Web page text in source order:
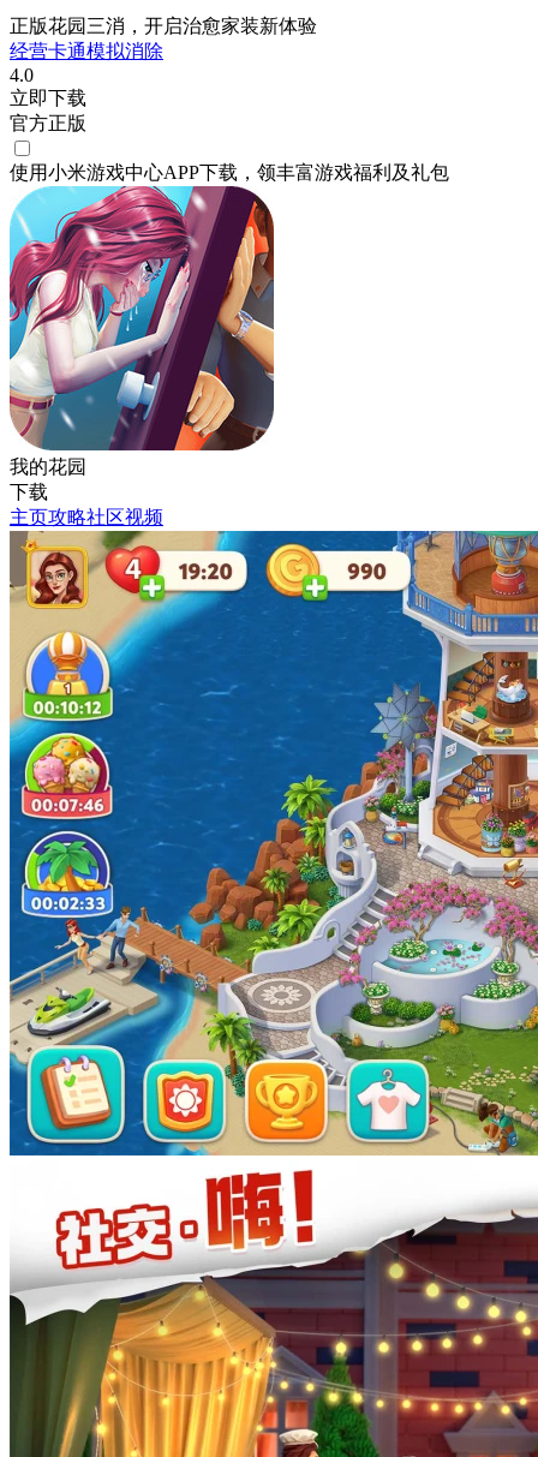
正版花园三消，开启治愈家装新体验
经营卡通模拟消除
4.0
立即下载
官方正版
使用小米游戏中心APP下载 ，领丰富游戏福利 及礼包
我的花园
下载
主页攻略社区视频